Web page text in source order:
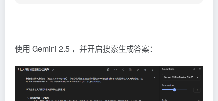
使用 Gemini 2.5 ，并开启搜索生成答案：